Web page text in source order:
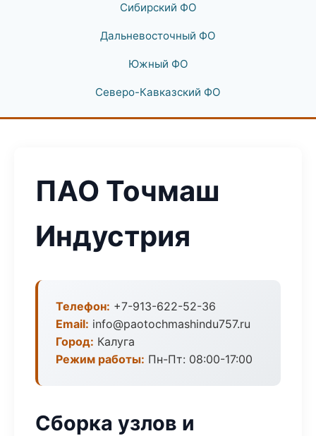
Сибирский ФО
Дальневосточный ФО
Южный ФО
Северо-Кавказский ФО
ПАО Точмаш
Индустрия
Телефон: +7-913-622-52-36
Email: info@paotochmashindu757.ru
Город: Калуга
Режим работы: Пн-Пт: 08:00-17:00
Сборка узлов и